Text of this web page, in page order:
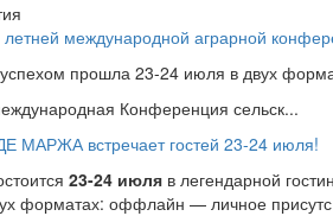
летней международной аграрной
прошла 23-24 июля в двух
Конференция сельск...
МАРЖА встречает гостей 23-24 июля!
23-24 июля в легендарной
форматах: оффлайн — личное